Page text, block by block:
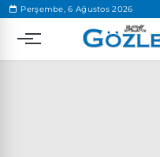
Perşembe, 6 Ağustos 2026